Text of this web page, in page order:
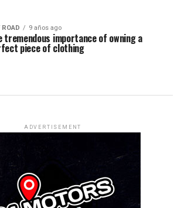
ROAD 9 años ago
tremendous importance of owning a
piece of clothing
ADVERTISEMENT